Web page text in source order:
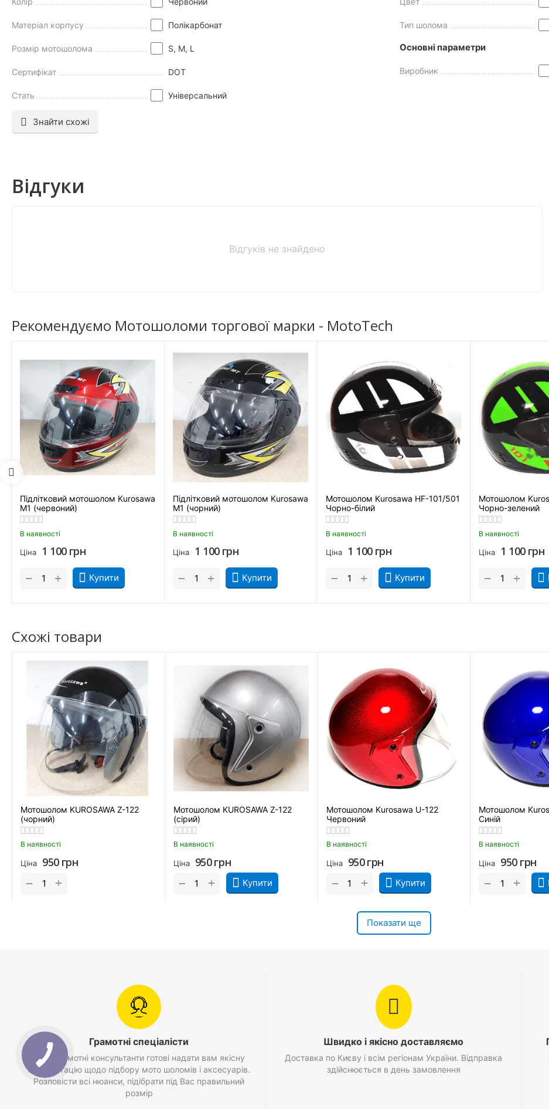
Матеріал корпусу Полікарбонат
Розмір мотошолома S, M, L
Сертифікат DOT
Стать Універсальний
Тип шолома
Основні параметри
Виробник
Знайти схожі
Відгуки
Відгуків не знайдено
Рекомендуємо Мотошоломи торгової марки - MotoTech
Підлітковий мотошолом Kurosawa
M1 (червоний)
В наявності
Ціна 1 100 грн
Купити
+
−
Підлітковий мотошолом Kurosawa
M1 (чорний)
В наявності
Ціна 1 100 грн
Купити
+
−
Мотошолом Kurosawa HF-101/501
Чорно-білий
В наявності
Ціна 1 100 грн
Купити
+
−
Мотошолом
Чорно-зелений
В наявності
Ціна 1 100 грн
+
−
Схожі товари
Мотошолом KUROSAWA Z-122
(чорний)
В наявності
Ціна 950 грн
+
−
Мотошолом KUROSAWA Z-122
(сірий)
В наявності
Ціна 950грн
Купити
+
−
Мотошолом Kurosawa U-122
Червоний
В наявності
Ціна 950грн
Купити
+
−
Мотошолом
Синій
В наявності
Ціна 950 грн
+
−
Показати ще
Грамотні спеціалісти
Наші грамотні консультанти готові надати вам якісну
консультацію щодо підбору мото шоломів і аксесуарів.
Розповісти всі нюанси, підібрати під Вас правильний
розмір
Швидко і якісно доставляємо
Доставка по Києву і всім регіонам України. Відправка
здійснюється в день замовлення